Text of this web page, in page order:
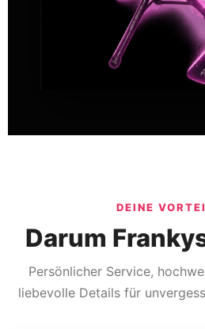
DEINE
Darum
Persönlicher Service,
liebevolle Details für